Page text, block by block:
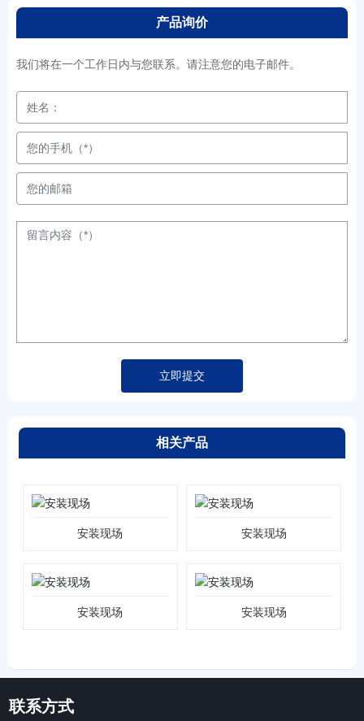
产品询价
我们将在一个工作日内与您联系。请注意您的电子邮件。
立即提交
相关产品
安装现场 安装现场
安装现场 安装现场
联系方式